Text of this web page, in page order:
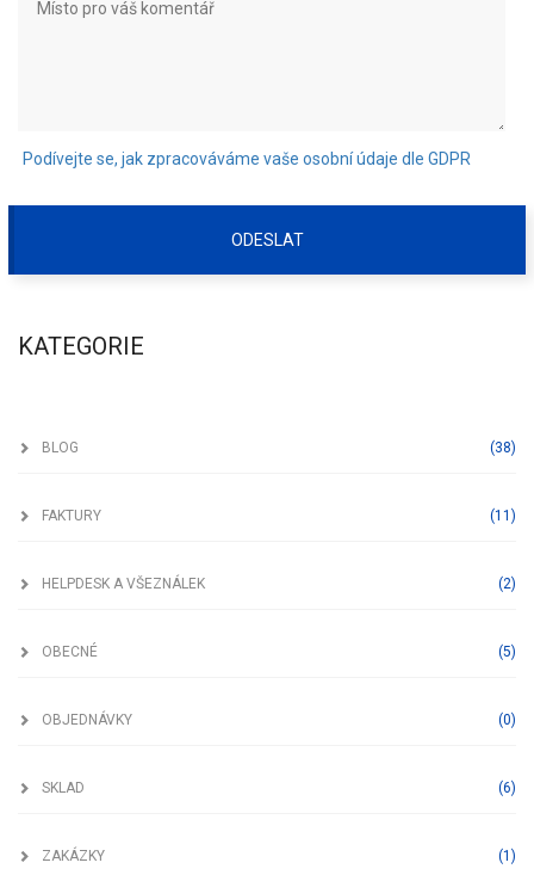
Podívejte se, jak zpracováváme vaše osobní údaje dle GDPR
ODESLAT
KATEGORIE
BLOG (38)
FAKTURY (11)
HELPDESK A VŠEZNÁLEK (2)
OBECNÉ (5)
OBJEDNÁVKY (0)
SKLAD (6)
ZAKÁZKY (1)